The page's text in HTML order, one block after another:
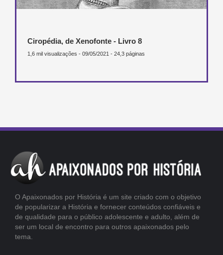
Ciropédia, de Xenofonte - Livro 8
1,6 mil visualizações - 09/05/2021 - 24,3 páginas
O Apaixonados por História é um site criado com o objetivo
de popularizar a História e fornecer conteúdos confiáveis e
de qualidade para o público adolescente e adulto, além de
ser um local de encontro para outros apaixonados pelo
tema.